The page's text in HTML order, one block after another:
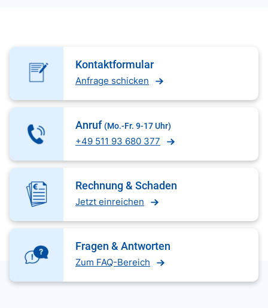
Kontaktformular
Anfrage schicken
Anruf (Mo.-Fr. 9-17 Uhr)
+49 511 93 680 377
Rechnung & Schaden
Jetzt einreichen
Fragen & Antworten
Zum FAQ-Bereich